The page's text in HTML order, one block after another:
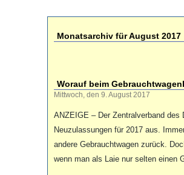
Monatsarchiv für August 2017
Worauf beim
Mittwoch, den 9. August 2017
ANZEIGE – Der Zentralverband
Neuzulassungen für 2017 aus.
andere Gebrauchtwagen zurück.
wenn man als Laie nur selten einen